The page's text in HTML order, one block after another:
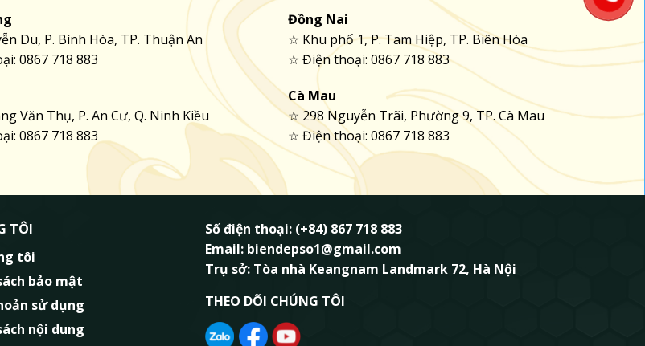
Du, P. Bình Hòa, TP. Thuận An
0867 718 883
Văn Thụ, P. An Cư, Q. Ninh Kiều
0867 718 883
Đồng Nai
☆ Khu phố 1, P. Tam Hiệp, TP. Biên Hòa
☆ Điện thoại: 0867 718 883
Cà Mau
☆ 298 Nguyễn Trãi, Phường 9, TP. Cà Mau
☆ Điện thoại: 0867 718 883
TÔI
tôi
bảo mật
sử dụng
nội dung
Số điện thoại: (+84) 867 718 883
Email: biendepso1@gmail.com
Trụ sở: Tòa nhà Keangnam Landmark 72, Hà Nội
THEO DÕI CHÚNG TÔI